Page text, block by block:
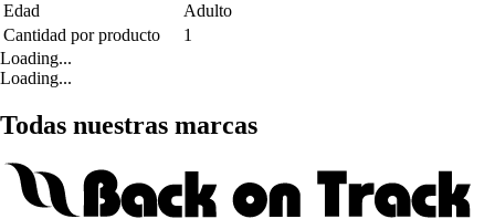
Edad
Adulto
Cantidad por producto
1
Loading...
Loading...
Todas nuestras marcas